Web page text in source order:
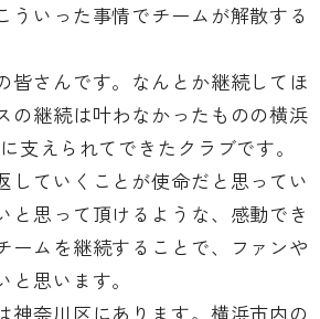
いった事情でチームが解散する
皆さんです。なんとか継続してほ
の継続は叶わなかったものの横浜
支えられてできたクラブです。
ていくことが使命だと思ってい
と思って頂けるような、感動でき
ームを継続することで、ファンや
思います。
神奈川区にあります。横浜市内の